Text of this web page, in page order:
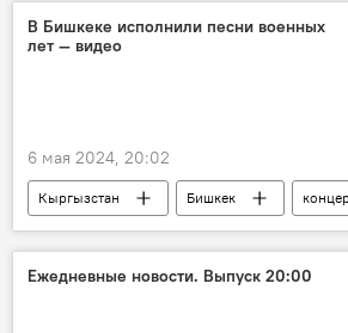
юридическое лицо
организация
Кыргызстан
Юридическая консультация с Владимиром
В Бишкеке исполнили песни военных
лет — видео
6 мая 2024, 20:02
Кыргызстан Бишкек
Великая Отечественная война
видео
Ежедневные новости. Выпуск 20:00